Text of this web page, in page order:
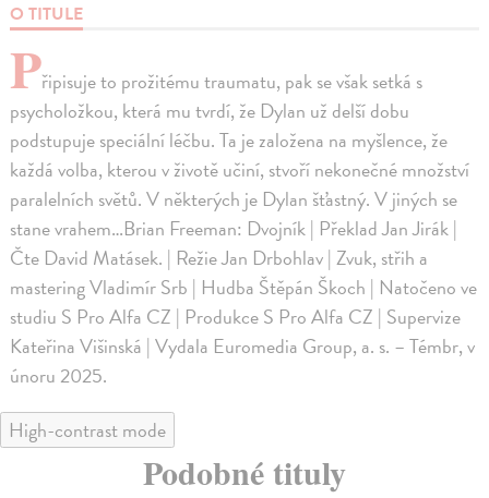
O TITULE
Připisuje to prožitému traumatu, pak se však setká s
psycholožkou, která mu tvrdí, že Dylan už delší dobu
podstupuje speciální léčbu. Ta je založena na myšlence, že
každá volba, kterou v životě učiní, stvoří nekonečné množství
paralelních světů. V některých je Dylan šťastný. V jiných se
stane vrahem…Brian Freeman: Dvojník | Překlad Jan Jirák |
Čte David Matásek. | Režie Jan Drbohlav | Zvuk, střih a
mastering Vladimír Srb | Hudba Štěpán Škoch | Natočeno ve
studiu S Pro Alfa CZ | Produkce S Pro Alfa CZ | Supervize
Kateřina Višinská | Vydala Euromedia Group, a. s. – Témbr, v
únoru 2025.
High-contrast mode
Podobné tituly